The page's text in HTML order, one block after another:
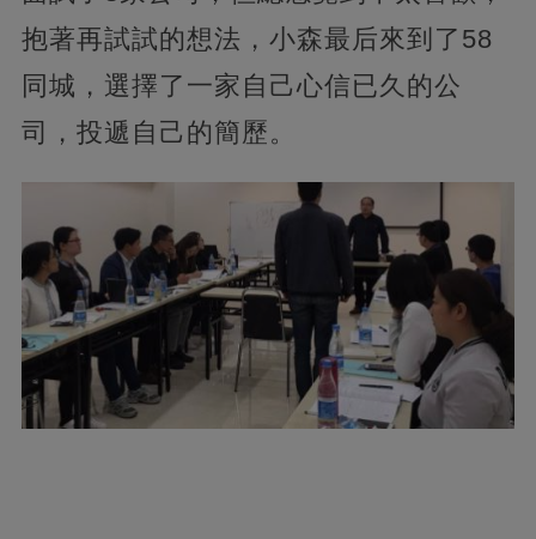
抱著再試試的想法，小森最后來到了58
同城，選擇了一家自己心信已久的公
司，投遞自己的簡歷。